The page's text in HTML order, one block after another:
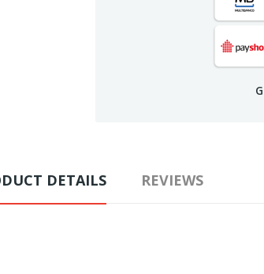
DETAILS REVIEWS